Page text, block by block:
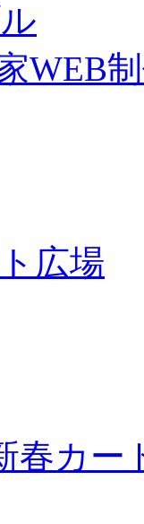
WEB
広場
春カ